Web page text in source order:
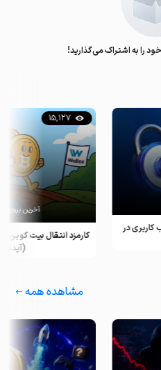
را به اشتراک می‌گذارید!
کاربری در
کارمزد انتقال بیت کوین
(آپدیت
15,127
آخرین
مشاهده همه